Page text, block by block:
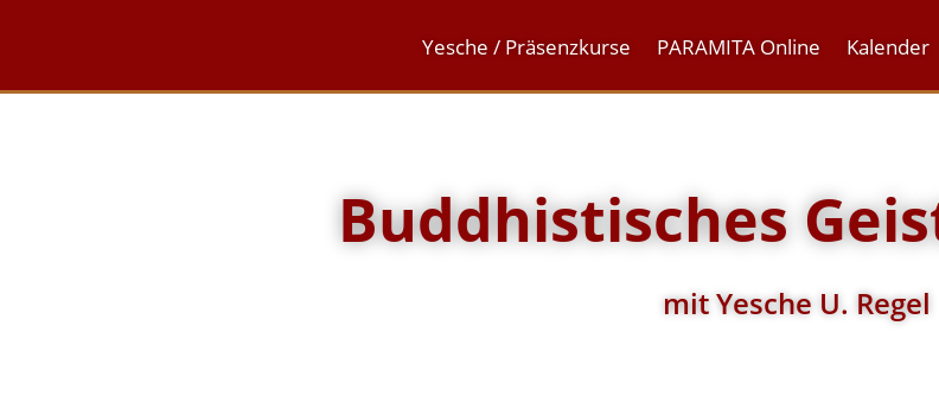
Yesche / Präsenzkurse PARAMITA Online Kalender
Buddhistisches
mit Yesche U. Regel